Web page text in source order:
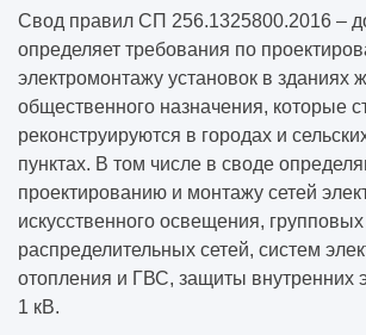
Свод правил СП 256.1325800.2016 –
определяет требования по
электромонтажу установок в зданиях
общественного назначения, которые
реконструируются в городах и
пунктах. В том числе в своде
проектированию и монтажу сетей
искусственного освещения, групповых
распределительных сетей, систем
отопления и ГВС, защиты внутренних
1 кВ.